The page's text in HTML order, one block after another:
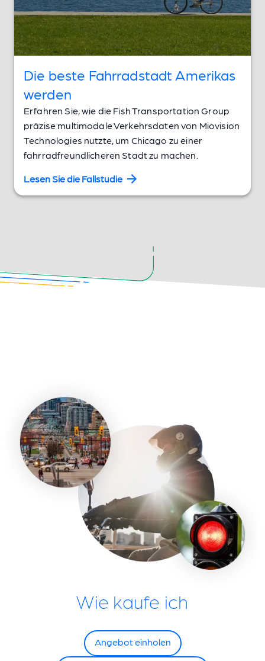
Die beste Fahrradstadt Amerikas
werden
Erfahren Sie, wie die Fish Transportation Group
präzise multimodale Verkehrsdaten von Miovision
Technologies nutzte, um Chicago zu einer
fahrradfreundlicheren Stadt zu machen.
Lesen Sie die Fallstudie
Wie kaufe ich
Angebot einholen